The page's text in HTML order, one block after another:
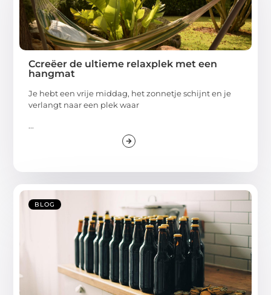
Ccreëer de ultieme relaxplek met een
hangmat
Je hebt een vrije middag, het zonnetje schijnt en je
verlangt naar een plek waar
...
BLOG